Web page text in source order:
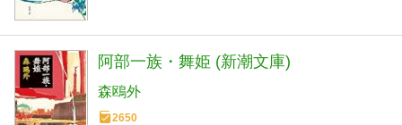
阿部一族・舞姫 (新潮文庫)
森鴎外
2650